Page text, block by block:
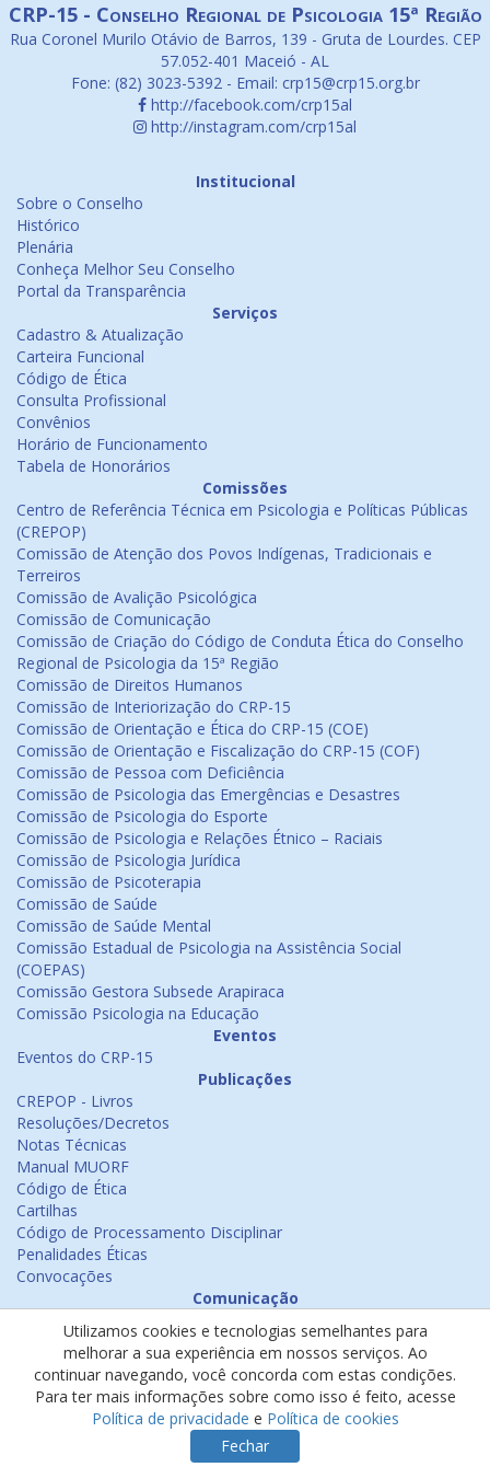
CRP-15 - Conselho Regional de Psicologia 15ª Região
Rua Coronel Murilo Otávio de Barros, 139 - Gruta de Lourdes. CEP
57.052-401 Maceió - AL
Fone: (82) 3023-5392 - Email: crp15@crp15.org.br
http://facebook.com/crp15al
http://instagram.com/crp15al
Institucional
Sobre o Conselho
Histórico
Plenária
Conheça Melhor Seu Conselho
Portal da Transparência
Serviços
Cadastro & Atualização
Carteira Funcional
Código de Ética
Consulta Profissional
Convênios
Horário de Funcionamento
Tabela de Honorários
Comissões
Centro de Referência Técnica em Psicologia e Políticas Públicas
(CREPOP)
Comissão de Atenção dos Povos Indígenas, Tradicionais e
Terreiros
Comissão de Avalição Psicológica
Comissão de Comunicação
Comissão de Criação do Código de Conduta Ética do Conselho
Regional de Psicologia da 15ª Região
Comissão de Direitos Humanos
Comissão de Interiorização do CRP-15
Comissão de Orientação e Ética do CRP-15 (COE)
Comissão de Orientação e Fiscalização do CRP-15 (COF)
Comissão de Pessoa com Deficiência
Comissão de Psicologia das Emergências e Desastres
Comissão de Psicologia do Esporte
Comissão de Psicologia e Relações Étnico – Raciais
Comissão de Psicologia Jurídica
Comissão de Psicoterapia
Comissão de Saúde
Comissão de Saúde Mental
Comissão Estadual de Psicologia na Assistência Social
(COEPAS)
Comissão Gestora Subsede Arapiraca
Comissão Psicologia na Educação
Eventos
Eventos do CRP-15
Publicações
CREPOP - Livros
Resoluções/Decretos
Notas Técnicas
Manual MUORF
Código de Ética
Cartilhas
Código de Processamento Disciplinar
Penalidades Éticas
Convocações
Comunicação
Emissão de Certificados
Psicologia na Mídia
Ouvidoria
Política de cookies
Política de privacidade
Utilizamos cookies e tecnologias semelhantes para
melhorar a sua experiência em nossos serviços. Ao
continuar navegando, você concorda com estas condições.
Para ter mais informações sobre como isso é feito, acesse
Política de privacidade e Política de cookies
Fechar